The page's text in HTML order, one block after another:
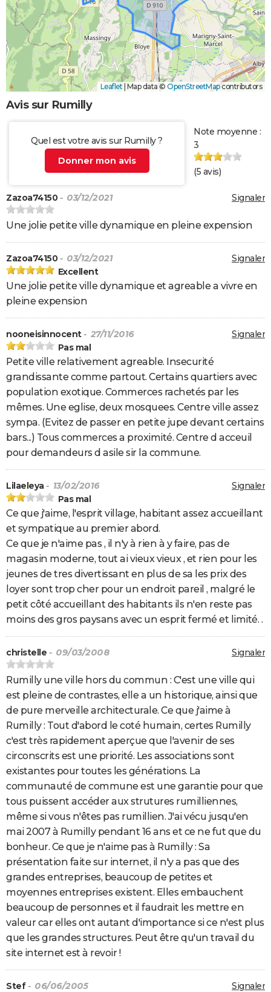
Leaflet Map data © OpenStreetMapcontributors
Avis sur Rumilly
Quel est votre avis sur Rumilly ?
Donner mon avis
Note moyenne :
3
(5 avis)
Signaler
Zazoa74150 - 03/12/2021
Une jolie petite ville dynamique en pleine expension
Signaler
Zazoa74150 - 03/12/2021
Excellent
Une jolie petite ville dynamique et agreable a vivre en
pleine expension
Signaler
nooneisinnocent- 27/11/2016
Pas mal
Petite ville relativement agreable. Insecurité
grandissante comme partout. Certains quartiers avec
population exotique. Commerces rachetés par les
mêmes. Une eglise, deux mosquees. Centre ville assez
sympa. (Evitez de passer en petite jupe devant certains
bars...) Tous commerces a proximité. Centre d acceuil
pour demandeurs d asile sir la commune.
Signaler
Lilaeleya - 13/02/2016
Pas mal
Ce que j'aime, l'esprit village, habitant assez accueillant
et sympatique au premier abord.
Ce que je n'aime pas , il n'y à rien à y faire, pas de
magasin moderne, tout ai vieux vieux , et rien pour les
jeunes de tres divertissant en plus de sa les prix des
loyer sont trop cher pour un endroit pareil , malgré le
petit côté accueillant des habitants ils n'en reste pas
moins des gros paysans avec un esprit fermé et limité. .
Signaler
christelle - 09/03/2008
Rumilly une ville hors du commun : C'est une ville qui
est pleine de contrastes, elle a un historique, ainsi que
de pure merveille architecturale. Ce que j'aime à
Rumilly : Tout d'abord le coté humain, certes Rumilly
c'est très rapidement aperçue que l'avenir de ses
circonscrits est une priorité. Les associations sont
existantes pour toutes les générations. La
communauté de commune est une garantie pour que
tous puissent accéder aux strutures rumilliennes,
même si vous n'êtes pas rumillien. J'ai vécu jusqu'en
mai 2007 à Rumilly pendant 16 ans et ce ne fut que du
bonheur. Ce que je n'aime pas à Rumilly : Sa
présentation faite sur internet, il n'y a pas que des
grandes entreprises, beaucoup de petites et
moyennes entreprises existent. Elles embauchent
beaucoup de personnes et il faudrait les mettre en
valeur car elles ont autant d'importance si ce n'est plus
que les grandes structures. Peut être qu'un travail du
site internet est à revoir !
Signaler
Stef- 06/06/2005